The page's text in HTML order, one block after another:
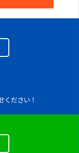
も対応可能で
すか？
ください！